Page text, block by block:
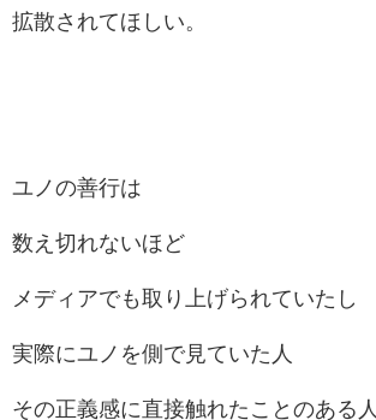
拡散されてほしい。
ユノの善行は
数え切れないほど
メディアでも取り上げられていたし
実際にユノを側で見ていた人
その正義感に直接触れたことのある人